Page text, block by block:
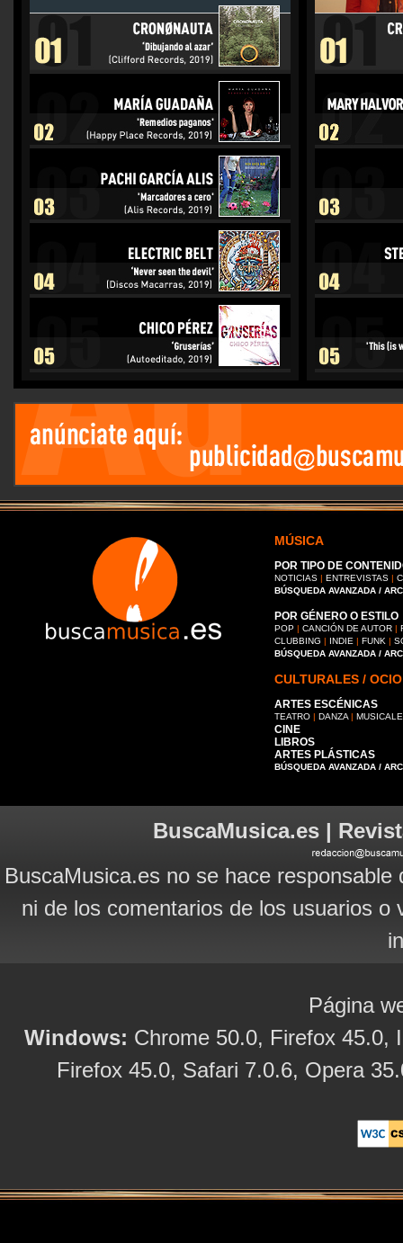
MÚSICA
POR TIPO DE
NOTICIAS | ENTREVISTAS |
BÚSQUEDA AVANZADA /
POR GÉNERO O ESTILO
POP | CANCIÓN DE AUTOR |
CLUBBING | INDIE | FUNK |
BÚSQUEDA AVANZADA /
CULTURALES / OCIO
ARTES ESCÉNICAS
TEATRO | DANZA |
CINE
LIBROS
ARTES PLÁSTICAS
BÚSQUEDA AVANZADA /
BuscaMusica.es |
BuscaMusica.es no se hace
ni de los comentarios de los usuarios
Página
Windows: Chrome 50.0, Firefox 45.0,
Firefox 45.0, Safari 7.0.6, Opera